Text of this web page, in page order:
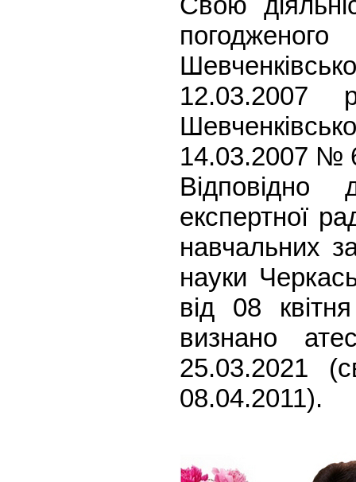
12.03.2007
14.03.2007 №
Відповідно
експертної
навчальних
науки
від 08
визнано
25.03.2021
08.04.2011).